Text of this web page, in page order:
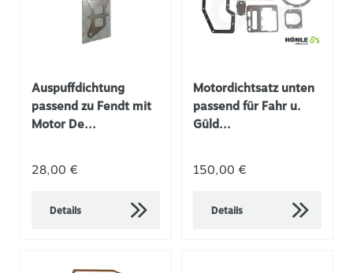
Auspuffdichtung
passend zu Fendt mit
Motor De...
28,00 €
Details
Motordichtsatz unten
passend für Fahr u.
Güld...
150,00 €
Details